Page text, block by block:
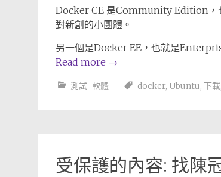
Docker CE 是Community Edition，
對新創的小團體。
另一個是Docker EE，也就是
Read more →
測試-軟體 docker, Ubuntu, 下載
受保護的內容: 找陳